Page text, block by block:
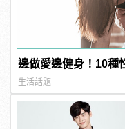
邊做愛邊健身！10種
生活話題